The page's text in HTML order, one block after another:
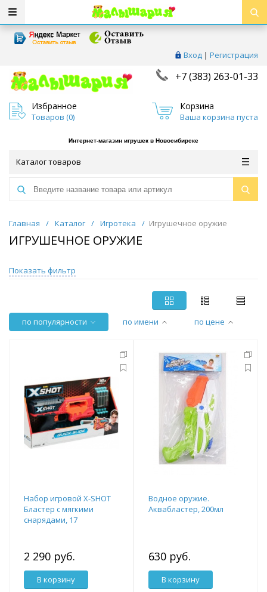
Вход | Регистрация
+7 (383) 263-01-33
Избранное
Товаров (0)
Корзина
Ваша корзина пуста
Интернет-магазин игрушек в Новосибирске
Каталог товаров
Главная / Каталог / Игротека / Игрушечное оружие
ИГРУШЕЧНОЕ ОРУЖИЕ
Показать фильтр
по популярности по имени по цене
Набор игровой X-SHOT
Бластер с мягкими
снарядами, 17
2 290 руб.
В корзину
Водное оружие.
Аквабластер, 200мл
630 руб.
В корзину